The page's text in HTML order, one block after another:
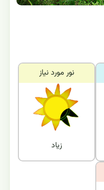
نور مورد نياز
زیاد